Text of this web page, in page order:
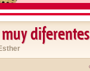
diferentes